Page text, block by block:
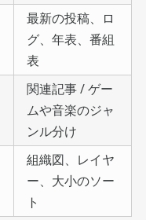
最新の投稿、ロ
グ、年表、番組
表
関連記事 / ゲー
ムや音楽のジャ
ンル分け
組織図、レイヤ
ー、大小のソー
ト